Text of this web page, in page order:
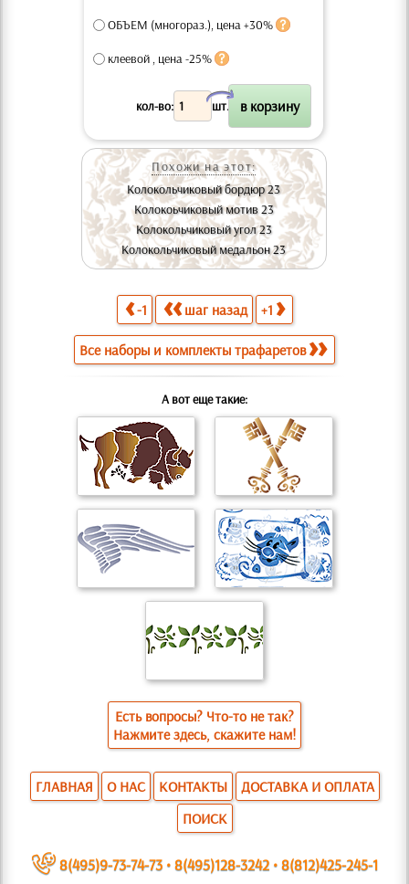
ОБЪЕМ (многораз.), цена +30%
клеевой , цена -25%
кол-во: шт.
X
Похожи на этот:
Колокольчиковый бордюр 23
Колокоьчиковый мотив 23
Колокольчиковый угол 23
Колокольчиковый медальон 23
-1 шаг назад +1
Все наборы и комплекты трафаретов
А вот еще такие:
Есть вопросы? Что-то не так?
Нажмите здесь, скажите нам!
ГЛАВНАЯ О НАС КОНТАКТЫ
ДОСТАВКА И ОПЛАТА
ПОИСК
~ 8(495)9-73-74-73•8(495)128-3242•8(812)425-245-1